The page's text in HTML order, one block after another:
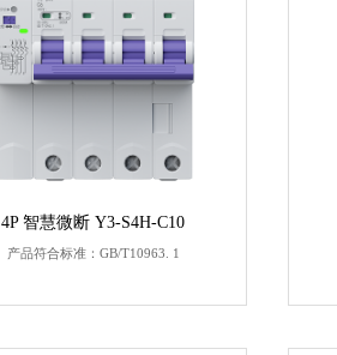
4P 智慧微断 Y3-S4H-C10
产品符合标准：GB/T10963. 1